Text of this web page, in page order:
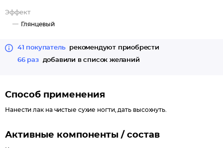
Эффект
Глянцевый
41 покупатель
рекомендуют приобрести
66 раз
добавили в список желаний
Способ применения
Нанести лак на чистые сухие ногти, дать высохнуть.
Активные компоненты / состав